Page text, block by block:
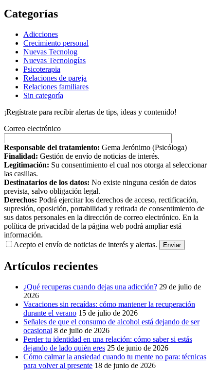
Categorías
Adicciones
Crecimiento personal
Nuevas Tecnolog
Nuevas Tecnologías
Psicoterapia
Relaciones de pareja
Relaciones familiares
Sin categoría
¡Regístrate para recibir alertas de tips, ideas y contenido!
Correo electrónico
Responsable del tratamiento: Gema Jerónimo (Psicóloga)
Finalidad: Gestión de envío de noticias de interés.
Legitimación: Su consentimiento el cual nos otorga al seleccionar
las casillas.
Destinatarios de los datos: No existe ninguna cesión de datos
prevista, salvo obligación legal.
Derechos: Podrá ejercitar los derechos de acceso, rectificación,
supresión, oposición, portabilidad y retirada de consentimiento de
sus datos personales en la dirección de correo electrónico. En la
política de privacidad de la página web podrá ampliar está
información.
Acepto el envío de noticias de interés y alertas.
Artículos recientes
¿Qué recuperas cuando dejas una adicción? 29 de julio de
2026
Vacaciones sin recaídas: cómo mantener la recuperación
durante el verano 15 de julio de 2026
Señales de que el consumo de alcohol está dejando de ser
ocasional 8 de julio de 2026
Perder tu identidad en una relación: cómo saber si estás
dejando de lado quién eres 25 de junio de 2026
Cómo calmar la ansiedad cuando tu mente no para: técnicas
para volver al presente 18 de junio de 2026